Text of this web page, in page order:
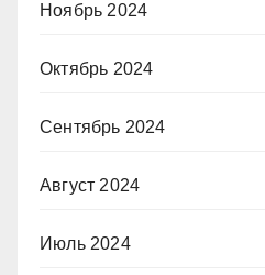
Ноябрь 2024
Октябрь 2024
Сентябрь 2024
Август 2024
Июль 2024